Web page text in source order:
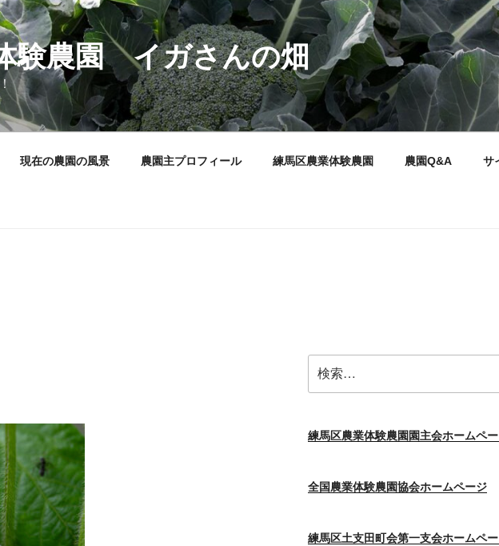
験農園 イガさんの畑
現在の農園の風景 農園主プロフィール 練馬区農業体験農園 農園Q&A サ
索:
練馬区農業体験農園園主会ホームペ
全国農業体験農園協会ホームページ
練馬区土支田町会第一支会ホームペ